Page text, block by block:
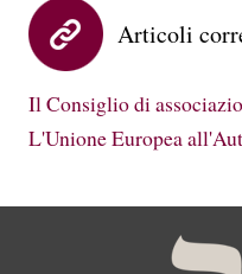
Articoli
Il Consiglio di
L'Unione Europea